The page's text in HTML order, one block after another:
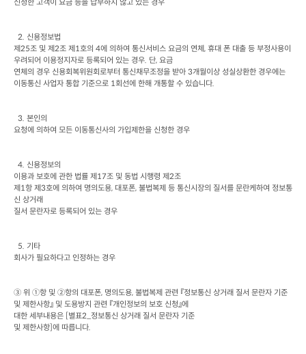
신청한 고객이 요금 등을 납부하지 않고 있는 경우
  2.
신용정보법
제 25조 및 제 2조 제 1호의 4에 의하여 통신서비스 요금의 연체 , 휴대 폰 대출 등 부정사용이
우려되어 이용정지자로 등록되어 있는 경우. 단, 요금
연체의 경우 신용회복위원회로부터 통신채무조정을 받아 3개월이상 성실상환한 경우에는
이동통신 사업자 통합 기준으로 1회선에 한해 개통할 수 있습니다.
  3.
본인의
요청에 의하여 모든 이동통신사의 가입제한을 신청한 경우
  4.
신용정보의
이용과 보호에 관한 법률 제 17조 및 동법 시행령 제 2조
제 1항 제 3호에 의하여 명의도용, 대포폰, 불법복제 등 통신시장의 질서를 문란케하여 정보통
신 상거래
질서 문란자로 등록되어 있는 경우
  5.
기타
회사가 필요하다고 인정하는 경우
③ 위 ①항 및 ②항의 대포폰, 명의도용, 불법복제 관련 『정보통신 상거래 질서 문란자 기준
및 제한사항』 및 도용방지 관련 『개인정보의 보호 신청』에
대한 세부내용은 별표2_ 정보통신 상거래 질서 문란자 기준
및 제한사항 에 따릅니다.